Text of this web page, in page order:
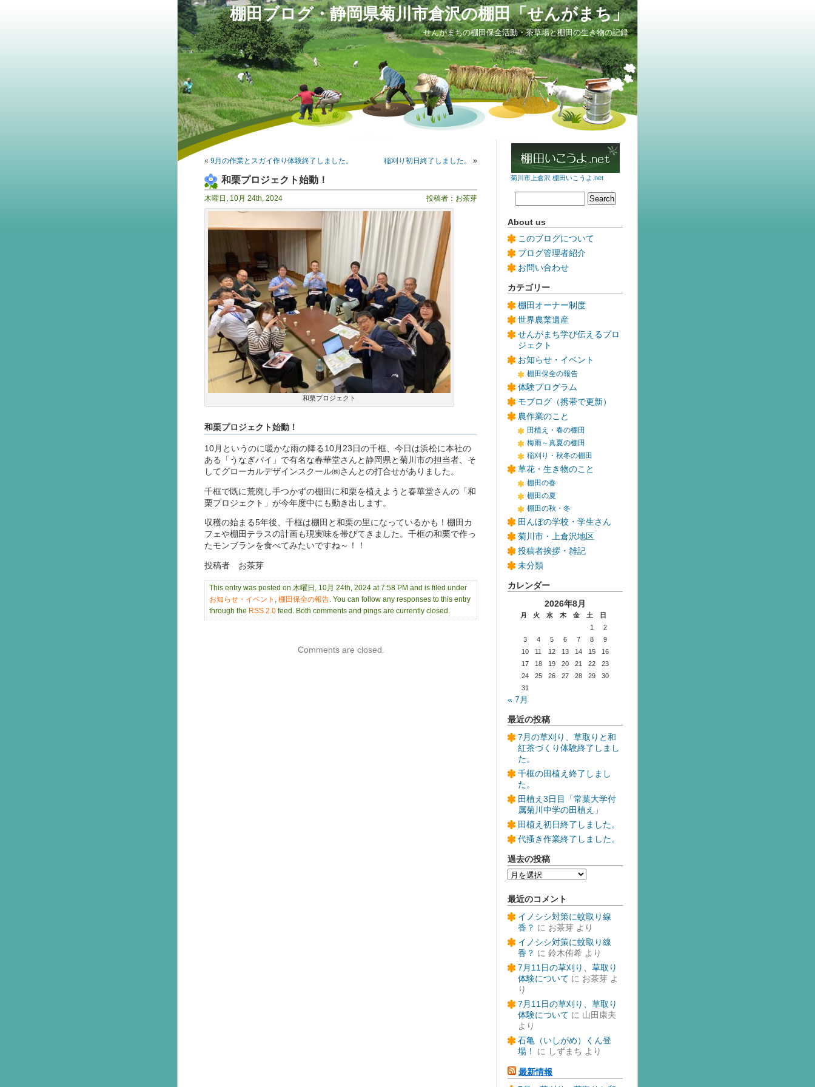
棚田ブログ・静岡県菊川市倉沢の棚田「せんがまち」
せんがまちの棚田保全活動・茶草場と棚田の生き物の記録
« 9月の作業とスガイ作り体験終了しました。 稲刈り初日終了しました。 »
和栗プロジェクト始動！
木曜日, 10月 24th, 2024 投稿者：お茶芽
和栗プロジェクト
和栗プロジェクト始動！
10月というのに暖かな雨の降る10月23日の千框、今日は浜松に本社の
ある「うなぎパイ」で有名な春華堂さんと静岡県と菊川市の担当者、そ
してグローカルデザインスクール㈱さんとの打合せがありました。
千框で既に荒廃し手つかずの棚田に和栗を植えようと春華堂さんの「和
栗プロジェクト」が今年度中にも動き出します。
収穫の始まる5年後、千框は棚田と和栗の里になっているかも！棚田カ
フェや棚田テラスの計画も現実味を帯びてきました。千框の和栗で作っ
たモンブランを食べてみたいですね～！！
投稿者 お茶芽
This entry was posted on 木曜日, 10月 24th, 2024 at 7:58 PM and is filed under
お知らせ・イベント
棚田保全の報告 . You can follow any responses to this entry
through the RSS 2.0 feed. Both comments and pings are currently closed.
Comments are closed.
菊川市上倉沢 棚田いこうよ.net
About us
このブログについて
ブログ管理者紹介
お問い合わせ
カテゴリー
棚田オーナー制度
世界農業遺産
せんがまち学び伝えるプロ
ジェクト
お知らせ・イベント
棚田保全の報告
体験プログラム
モブログ（携帯で更新）
農作業のこと
田植え・春の棚田
梅雨～真夏の棚田
稲刈り・秋冬の棚田
草花・生き物のこと
棚田の春
棚田の夏
棚田の秋・冬
田んぼの学校・学生さん
菊川市・上倉沢地区
投稿者挨拶・雑記
未分類
カレンダー
2026年8月
月 火 水 木 金 土
日
1
2
3
4 5 6 7 8
9
10
11 12 13 14 15
16
17
18 19 20 21 22
23
24
25 26 27 28 29
30
31
« 7月
最近の投稿
7月の草刈り、草取りと和
紅茶づくり体験終了しまし
た。
千框の田植え終了しまし
た。
田植え3日目「常葉大学付
属菊川中学の田植え」
田植え初日終了しました。
代搔き作業終了しました。
過去の投稿
過
去
投
稿
最近のコメント
イノシシ対策に蚊取り線
香？ に お茶芽 より
イノシシ対策に蚊取り線
香？ に 鈴木侑希 より
7月11日の草刈り、草取り
体験について に お茶芽 よ
り
7月11日の草刈り、草取り
体験について に 山田康夫
より
石亀（いしがめ）くん登
場！
に しずまち より
最新情報